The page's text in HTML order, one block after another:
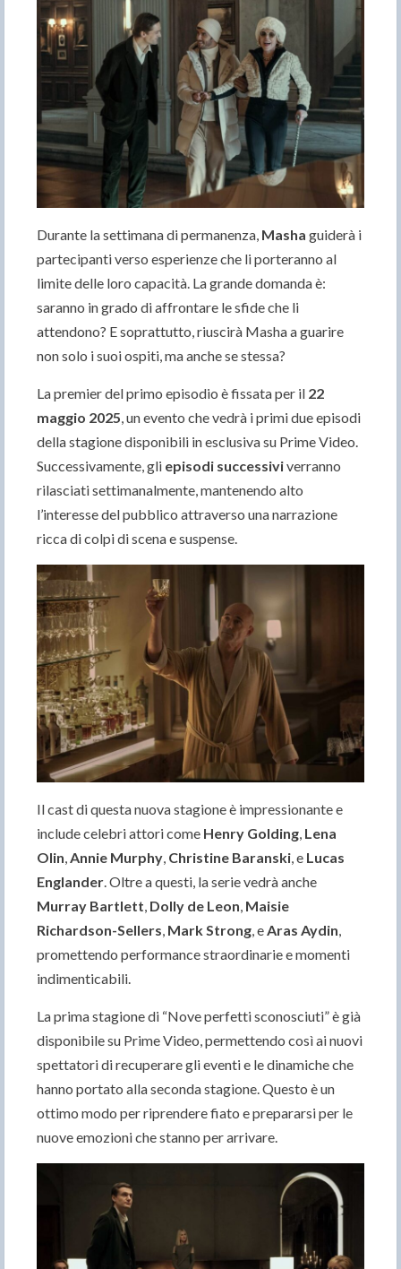
Durante la settimana di permanenza, Masha guiderà i
partecipanti verso esperienze che li porteranno al
limite delle loro capacità. La grande domanda è:
saranno in grado di affrontare le sfide che li
attendono? E soprattutto, riuscirà Masha a guarire
non solo i suoi ospiti, ma anche se stessa?
La premier del primo episodio è fissata per il 22
maggio 2025, un evento che vedrà i primi due episodi
della stagione disponibili in esclusiva su Prime Video.
Successivamente, gli episodi successiviverranno
rilasciati settimanalmente, mantenendo alto
l’interesse del pubblico attraverso una narrazione
ricca di colpi di scena e suspense.
Il cast di questa nuova stagione è impressionante e
include celebri attori come Henry Golding, Lena
Olin,Annie Murphy, Christine Baranski, e Lucas
Englander. Oltre a questi, la serie vedrà anche
Murray Bartlett, Dolly de Leon, Maisie
Richardson-Sellers, Mark Strong, eAras Aydin,
promettendo performance straordinarie e momenti
indimenticabili.
La prima stagione di “Nove perfetti sconosciuti” è già
disponibile su Prime Video, permettendo così ai nuovi
spettatori di recuperare gli eventi e le dinamiche che
hanno portato alla seconda stagione. Questo è un
ottimo modo per riprendere fiato e prepararsi per le
nuove emozioni che stanno per arrivare.